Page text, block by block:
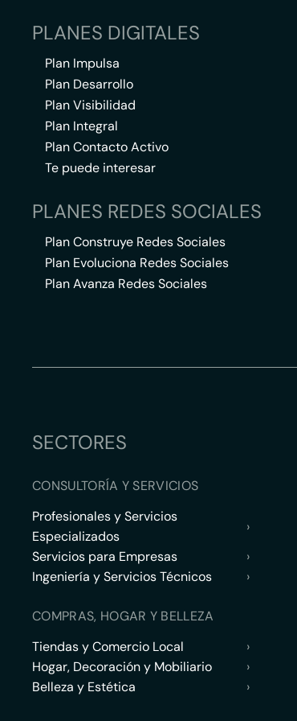
PLANES DIGITALES
Plan Impulsa
Plan Desarrollo
Plan Visibilidad
Plan Integral
Plan Contacto Activo
Te puede interesar
PLANES REDES SOCIALES
Plan Construye Redes Sociales
Plan Evoluciona Redes Sociales
Plan Avanza Redes Sociales
SECTORES
CONSULTORÍA Y SERVICIOS
Profesionales y Servicios
Especializados
›
Servicios para Empresas
›
Ingeniería y Servicios Técnicos
›
COMPRAS, HOGAR Y BELLEZA
Tiendas y Comercio Local
›
Hogar, Decoración y Mobiliario
›
Belleza y Estética
›